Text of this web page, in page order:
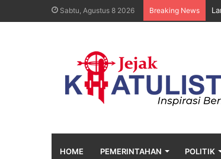
Sabtu, Agustus 8 2026 Breaking News
HOME PEMERINTAHAN POLITIK